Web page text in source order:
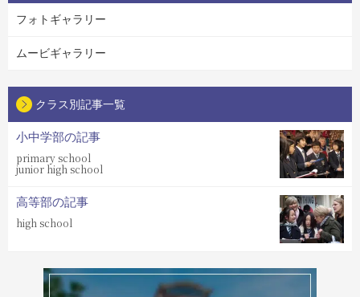
フォトギャラリー
ムービギャラリー
クラス別記事一覧
小中学部の記事
primary school
junior high school
高等部の記事
high school